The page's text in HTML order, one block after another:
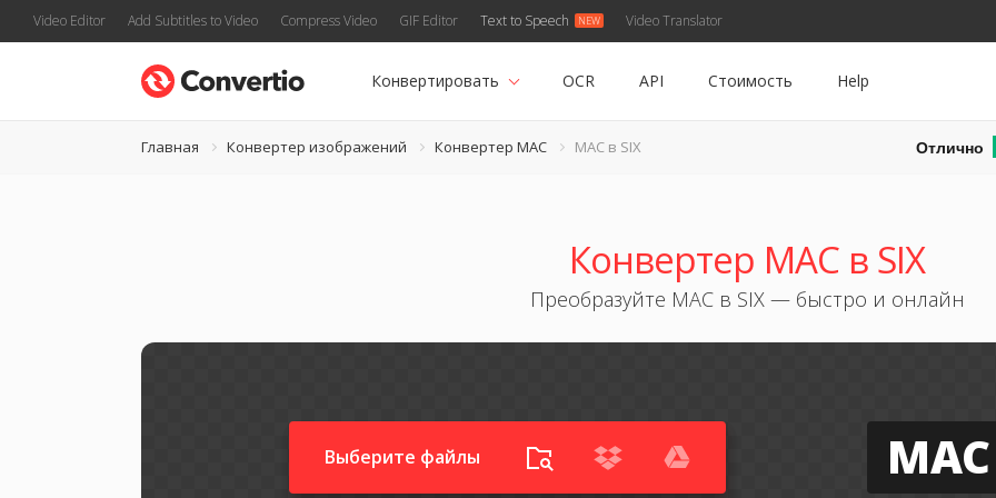
Video Editor Add Subtitles to Video Compress Video GIF Editor Text to Speech Video Translator
Конвертировать OCR API Стоимость Help
Главная Конвертер изображений Конвертер MAC MAC в SIX Отлично
Конвертер MAC в SIX
Преобразуйте MAC в SIX — быстро и онлайн
Выберите файлы MAC